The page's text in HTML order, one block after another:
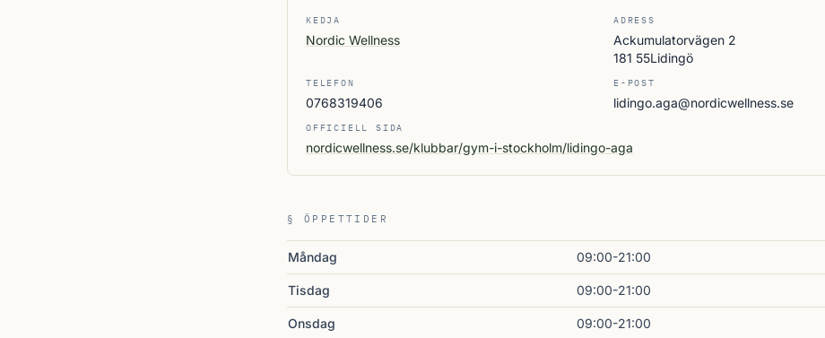
KEDJA
Nordic Wellness
ADRESS
Ackumulatorvägen 2
181 55Lidingö
TELEFON
0768319406
E-POST
lidingo.aga@nordicwellness.se
OFFICIELL SIDA
nordicwellness.se/klubbar/gym-i-stockholm/lidingo-aga
§ ÖPPETTIDER
Måndag 09:00-21:00
Tisdag 09:00-21:00
Onsdag 09:00-21:00